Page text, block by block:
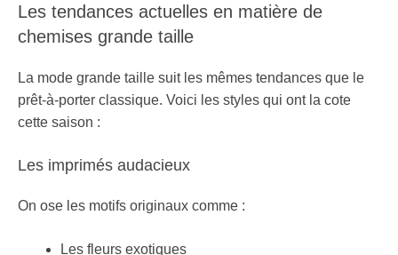
Les tendances actuelles en matière de
chemises grande taille
La mode grande taille suit les mêmes tendances que le
prêt-à-porter classique. Voici les styles qui ont la cote
cette saison :
Les imprimés audacieux
On ose les motifs originaux comme :
Les fleurs exotiques